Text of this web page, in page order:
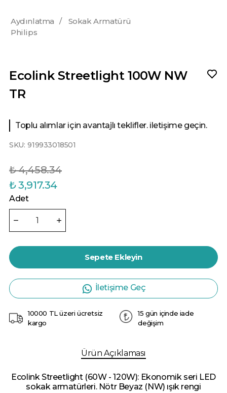
Aydınlatma /
Sokak Armatürü
Philips
Ecolink Streetlight 100W NW
TR
Toplu alımlar için avantajlı teklifler. iletişime geçin.
SKU: 919933018501
₺ 4,458.34
₺ 3,917.34
Adet
Sepete Ekleyin
İletişime Geç
10000 TL üzeri ücretsiz
kargo
15 gün içinde iade
değişim
Ürün Açıklaması
Ecolink Streetlight (60W - 120W): Ekonomik seri LED
sokak armatürleri. Nötr Beyaz (NW) ışık rengi